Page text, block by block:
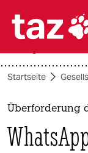

themen
politik
Startseite
Überforderung